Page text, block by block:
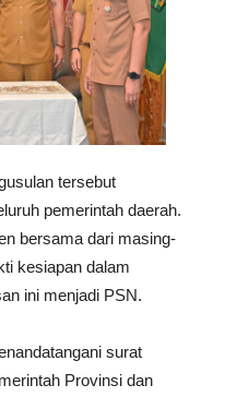
tersebut
pemerintah daerah.
bersama dari masing-
kesiapan dalam
ini menjadi PSN.
surat
Provinsi dan